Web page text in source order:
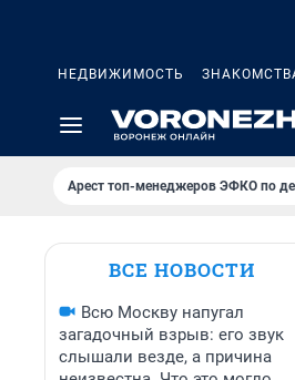
НЕДВИЖИМОСТЬ
Арест топ-менеджеров ЭФКО по
ВСЕ НОВОСТИ
Всю Москву напугал
загадочный взрыв: его звук
слышали везде, а причина